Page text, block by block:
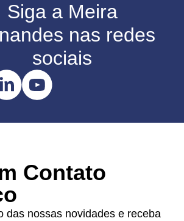
Siga a Meira
nas redes
sociais
Contato
das nossas novidades e receba